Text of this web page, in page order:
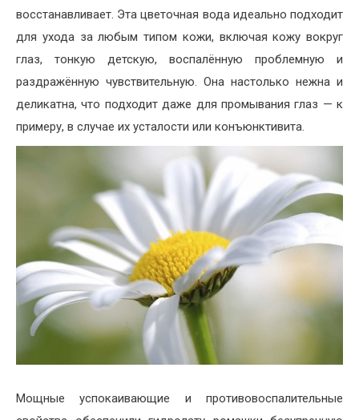
восстанавливает. Эта цветочная вода идеально подходит
для ухода за любым типом кожи, включая кожу вокруг
глаз, тонкую детскую, воспалённую проблемную и
раздражённую чувствительную. Она настолько нежна и
деликатна, что подходит даже для промывания глаз — к
примеру, в случае их усталости или конъюнктивита.
Мощные успокаивающие и противовоспалительные